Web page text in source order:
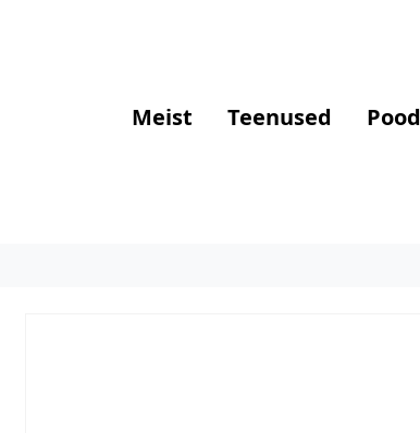
Meist Teenused Pood